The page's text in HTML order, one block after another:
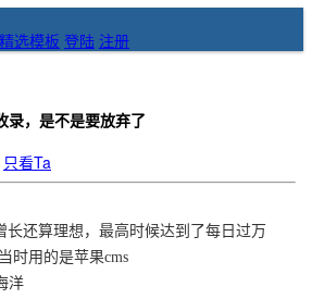
精选模板 登陆 注册
录，是不是要放弃了
只看Ta
长还算理想，最高时候达到了每日过万
时用的是苹果cms
洋